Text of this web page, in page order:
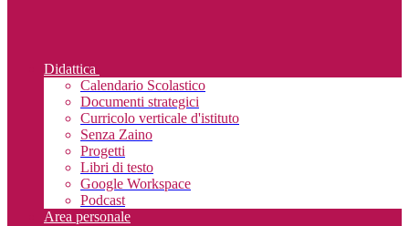
Didattica
Calendario Scolastico
Documenti strategici
Curricolo verticale d'istituto
Senza Zaino
Progetti
Libri di testo
Google Workspace
Podcast
Area personale